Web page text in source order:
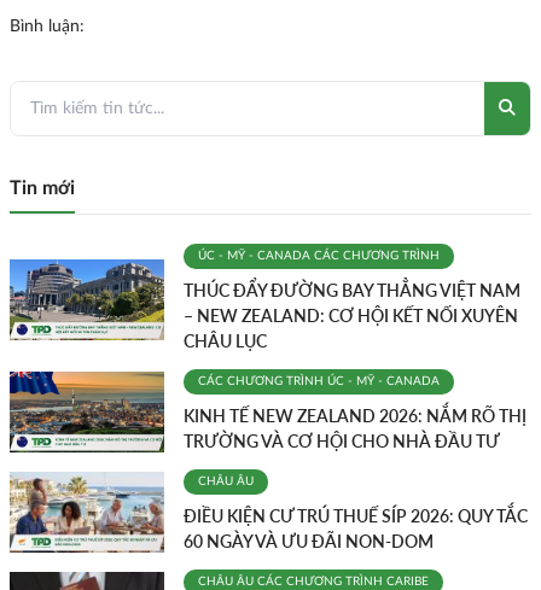
Bình luận:
Tin mới
ÚC - MỸ - CANADA CÁC CHƯƠNG TRÌNH
THÚC ĐẨY ĐƯỜNG BAY THẲNG VIỆT NAM
– NEW ZEALAND: CƠ HỘI KẾT NỐI XUYÊN
CHÂU LỤC
CÁC CHƯƠNG TRÌNH ÚC - MỸ - CANADA
KINH TẾ NEW ZEALAND 2026: NẮM RÕ THỊ
TRƯỜNG VÀ CƠ HỘI CHO NHÀ ĐẦU TƯ
CHÂU ÂU
ĐIỀU KIỆN CƯ TRÚ THUẾ SÍP 2026: QUY TẮC
60 NGÀY VÀ ƯU ĐÃI NON-DOM
CHÂU ÂU CÁC CHƯƠNG TRÌNH CARIBE